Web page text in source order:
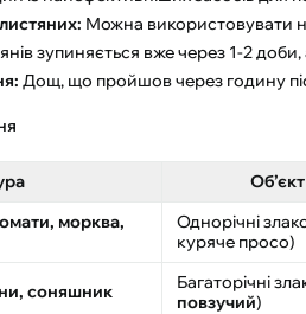
Можна використовувати на
зупиняється вже через 1-2
Дощ, що пройшов через годину
Об’єкт
морква,
Однорічні
куряче просо)
соняшник Багаторічні
повзучий)